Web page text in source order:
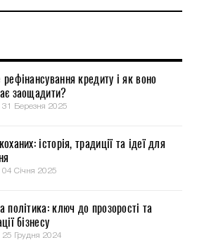
кредиту і як воно
заощадити?
31 Березня 2025
історія, традиції та ідеї для
04 Січня 2025
політика: ключ до прозорості та
бізнесу
25 Грудня 2024